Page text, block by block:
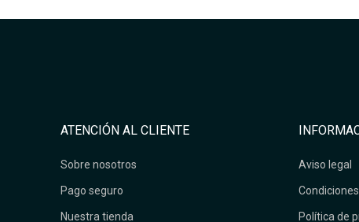
ATENCIÓN AL CLIENTE
Sobre nosotros
Pago seguro
Nuestra tienda
Aviso legal
Política de